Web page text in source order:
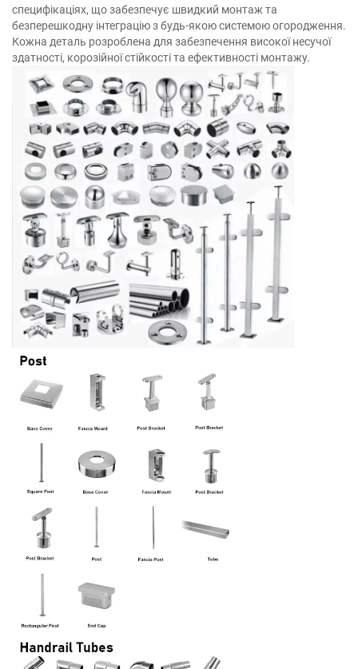
специфікаціях, що забезпечує швидкий монтаж та
безперешкодну інтеграцію з будь-якою системою огородження.
Кожна деталь розроблена для забезпечення високої несучої
здатності, корозійної стійкості та ефективності монтажу.